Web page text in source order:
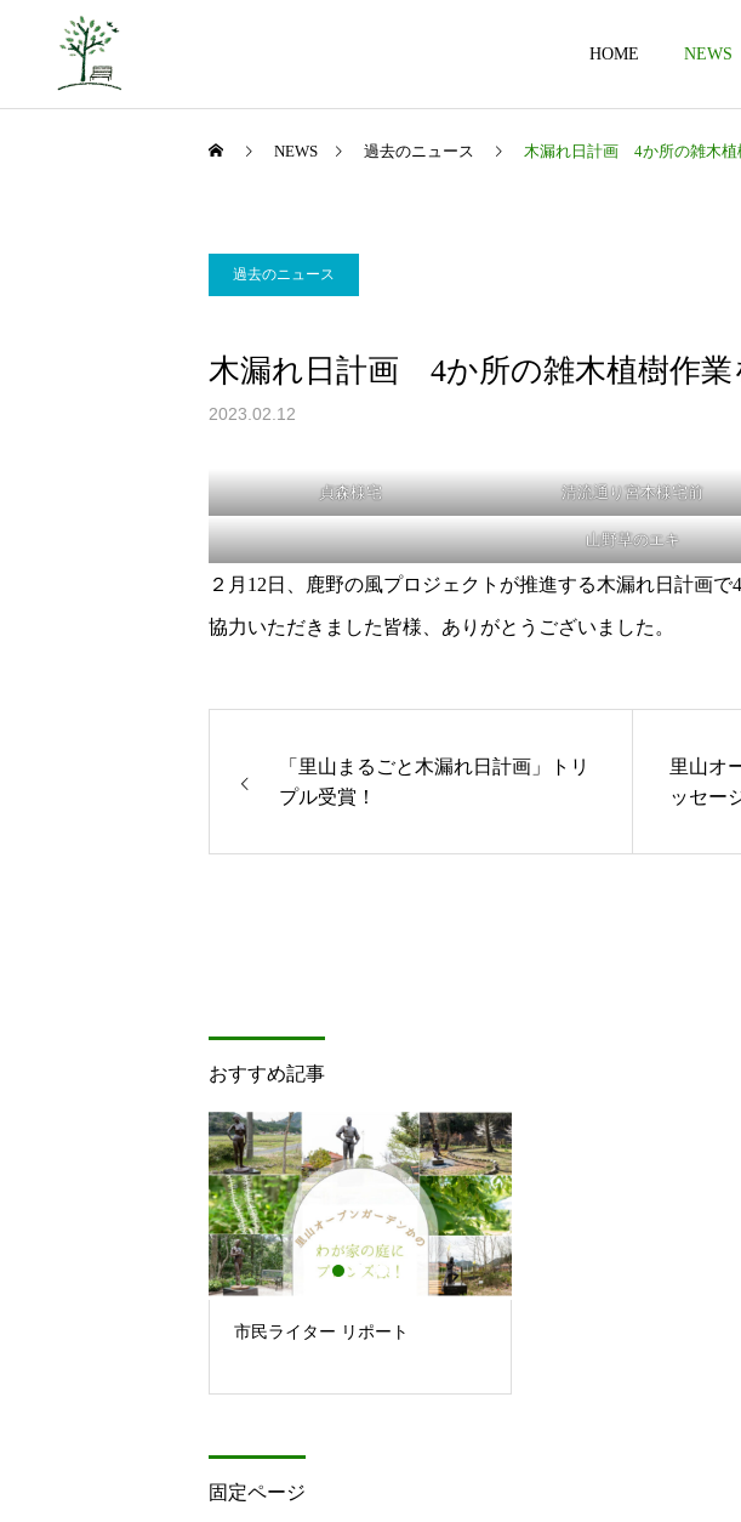
HOME NEWS
NEWS 過去のニュース 木漏れ日計画 4か所の雑木植
過去のニュース
木漏れ日計画 4か所の雑木植樹作業
2023.02.12
貞森様宅 清流通り宮本様宅前
山野草のエキ
２月12日、鹿野の風プロジェクトが推進する木漏れ日計画
協力いただきました皆様、ありがとうございました。
「里山まるごと木漏れ日計画」トリ
プル受賞！
里山オ
ッセー
おすすめ記事
市民ライター リポート
固定ページ